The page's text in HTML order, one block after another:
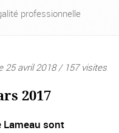
professionnelle
25 avril 2018 / 157 visites
2017
Lameau sont